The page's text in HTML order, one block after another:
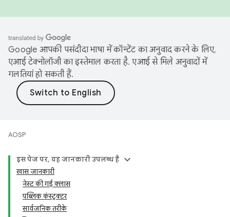
Google आपकी पसंदीदा भाषा में कॉन्टेंट का अनुवाद करने के लिए,
एआई टेक्नोलॉजी का इस्तेमाल करता है. एआई से मिले अनुवादों में
गलतियां हो सकती हैं.
AOSP
इस पेज पर, यह जानकारी उपलब्ध है
खास जानकारी
नेस्ट की गई क्लास
पब्लिक कंस्ट्रक्टर
सार्वजनिक तरीके